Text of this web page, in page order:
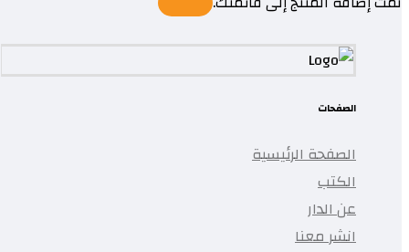
الصفحات
الصفحة الرئيسية
الكتب
عن الدار
انشر معنا